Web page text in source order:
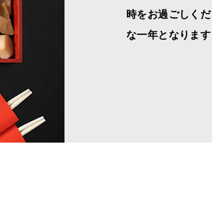
時をお過ごしく
な一年となります